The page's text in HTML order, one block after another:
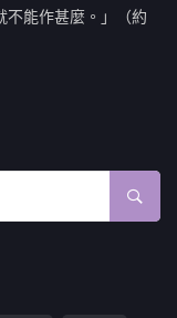
不能作甚麼。」（約